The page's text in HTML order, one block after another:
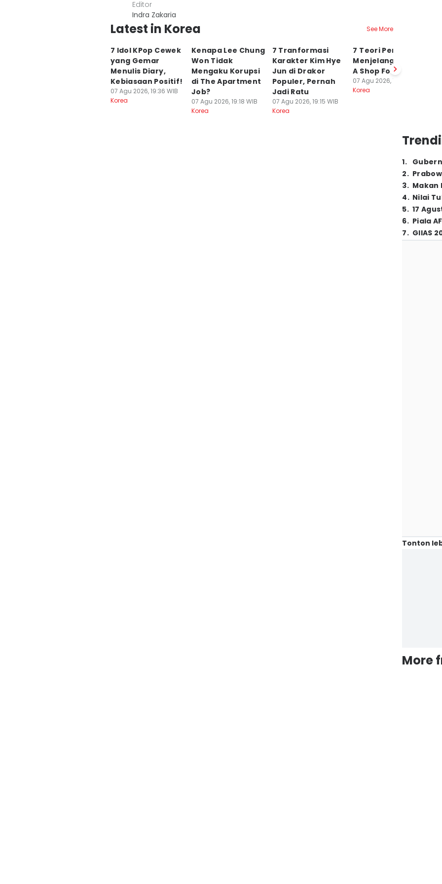
Editor
Indra Zakaria
Latest in Korea See More
7 Idol KPop Cewek
yang Gemar
Menulis Diary,
Kebiasaan Positif!
07 Agu 2026, 19:36 WIB
Korea
Kenapa Lee Chung
Won Tidak
Mengaku Korupsi
di The Apartment
Job?
07 Agu 2026, 19:18 WIB
Korea
7 Tranformasi
Karakter Kim Hye
Jun di Drakor
Populer, Pernah
Jadi Ratu
07 Agu 2026, 19:15 WIB
Korea
7 Teori Penonton
Menjelang Ending
A Shop For Killers 2
07 Agu 2026, 19:07 WIB
Korea
1.
2.
3. Makan
4. Nilai
5. 17
6. Piala
7. GIIAS
Tonton
More